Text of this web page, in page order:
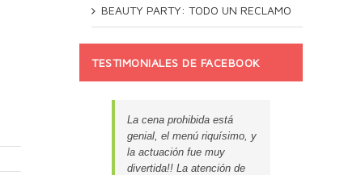
BEAUTY PARTY: TODO UN RECLAMO
TESTIMONIALES DE FACEBOOK
La cena prohibida está
genial, el menú riquísimo, y
la actuación fue muy
divertida!! La atención de